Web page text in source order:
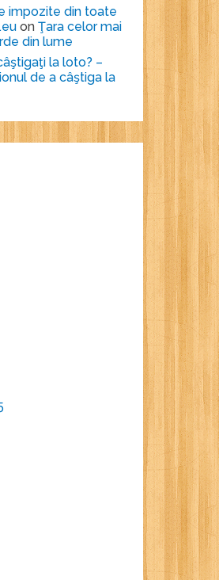
impozite din toate
onŢara celor mai
din lume
la loto? –
de a câştiga la